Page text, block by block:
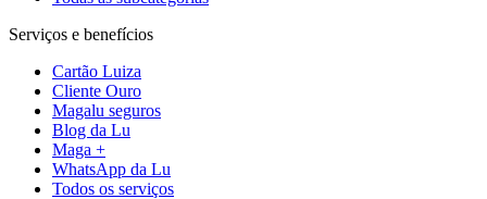
Serviços e benefícios
Cartão Luiza
Cliente Ouro
Magalu seguros
Blog da Lu
Maga +
WhatsApp da Lu
Todos os serviços